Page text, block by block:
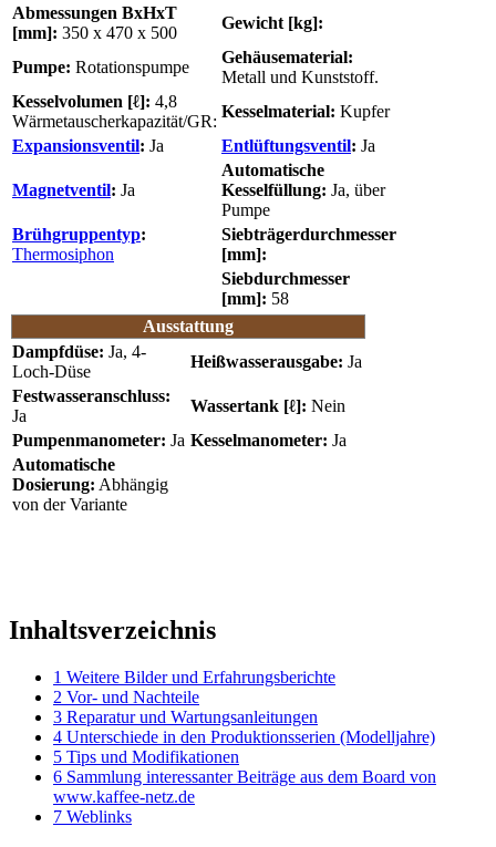
Abmessungen BxHxT
[mm]: 350 x 470 x 500
Gewicht [kg]:
Pumpe: Rotationspumpe
Gehäusematerial:
Metall und Kunststoff.
Kesselvolumen [ℓ]: 4,8
Wärmetauscherkapazität/GR:
Kesselmaterial: Kupfer
Expansionsventil: Ja Entlüftungsventil: Ja
Magnetventil: Ja
Automatische
Kesselfüllung: Ja, über
Pumpe
Brühgruppentyp:
Thermosiphon
Siebträgerdurchmesser
[mm]:
Siebdurchmesser
[mm]: 58
Ausstattung
Dampfdüse: Ja, 4-
Loch-Düse
Heißwasserausgabe: Ja
Festwasseranschluss:
Ja
Wassertank [ℓ]: Nein
Pumpenmanometer: Ja Kesselmanometer: Ja
Automatische
Dosierung: Abhängig
von der Variante
Inhaltsverzeichnis
1 Weitere Bilder und Erfahrungsberichte
2 Vor- und Nachteile
3 Reparatur und Wartungsanleitungen
4 Unterschiede in den Produktionsserien (Modelljahre)
5 Tips und Modifikationen
6 Sammlung interessanter Beiträge aus dem Board von
www.kaffee-netz.de
7 Weblinks